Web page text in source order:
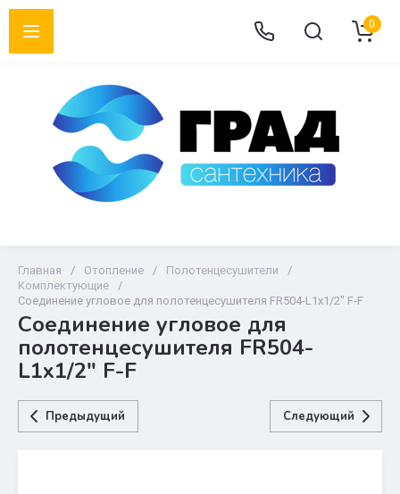
0
Главная / Отопление / Полотенцесушители
/
Комплектующие
/
Соединение угловое для полотенцесушителя FR504-L1х1/2" F-F
Соединение угловое для
полотенцесушителя FR504-
L1х1/2" F-F
Предыдущий Следующий